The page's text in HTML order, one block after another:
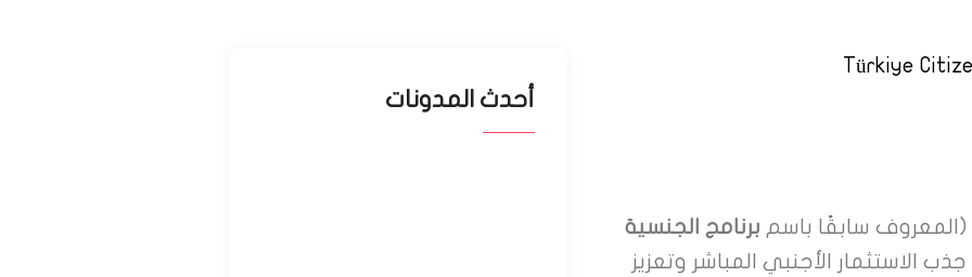
(المعروف سابقًا باسم برنامج الجنسية
بهدف جذب الاستثمار الأجنبي المباشر وتعزيز
أحدث المدونات